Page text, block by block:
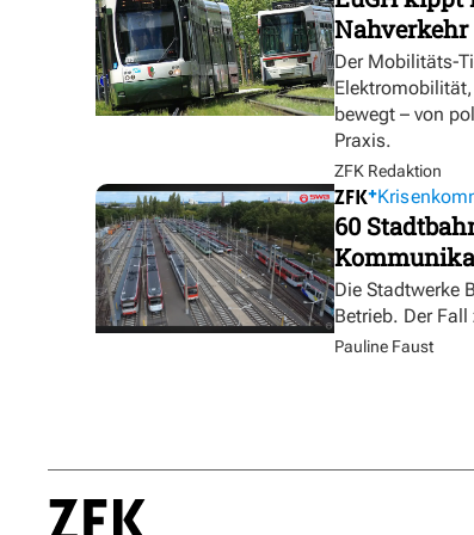
Nahverkehr
Der Mobilitäts-
bewegt – von
Praxis.
ZFK Redaktion
60
Die Stadtwerke
Betrieb. Der
Pauline Faust